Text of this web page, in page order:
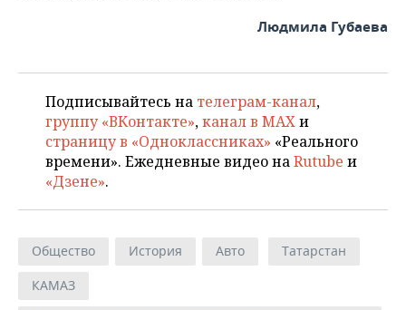
Людмила Губаева
Подписывайтесь на телеграм-канал,
группу «ВКонтакте»,канал в MAXи
страницу в «Одноклассниках» «Реального
времени». Ежедневные видео наRutube и
«Дзене».
Общество История Авто
Татарстан
КАМАЗ